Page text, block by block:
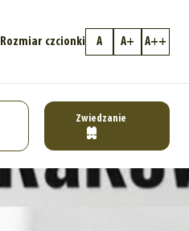
Rozmiar czcionki A A+ A++
Zwiedzanie